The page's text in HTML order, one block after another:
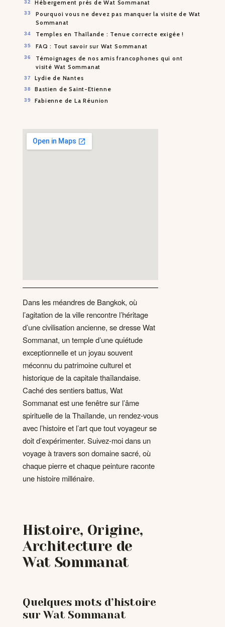
Hébergement près de Wat Sommanat
Pourquoi vous ne devez pas manquer la visite de Wat
Sommanat
Temples en Thaïlande : Tenue correcte exigée !
FAQ : Tout savoir sur Wat Sommanat
Témoignages de nos amis francophones qui ont
visité Wat Sommanat
Lydie de Nantes
Bastien de Saint-Etienne
Fabienne de La Réunion
Dans les méandres de Bangkok, où
l’agitation de la ville rencontre l’héritage
d’une civilisation ancienne, se dresse Wat
Sommanat, un temple d’une quiétude
exceptionnelle et un joyau souvent
méconnu du patrimoine culturel et
historique de la capitale thaïlandaise.
Caché des sentiers battus, Wat
Sommanat est une fenêtre sur l’âme
spirituelle de la Thaïlande, un rendez-vous
avec l’histoire et l’art que tout voyageur se
doit d’expérimenter. Suivez-moi dans un
voyage à travers son domaine sacré, où
chaque pierre et chaque peinture raconte
une histoire millénaire.
Histoire, Origine,
Architecture de
Wat Sommanat
Quelques mots d’histoire
sur Wat Sommanat